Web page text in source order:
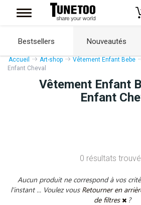
Bestsellers Nouveautés
Accueil Art-shop Vêtement Enfant Bebe
Enfant Cheval
Vêtement Enfant
Enfant
0 résultats
Aucun produit ne correspond à vos
l'instant ... Voulez vous Retourner en
de filtres
?